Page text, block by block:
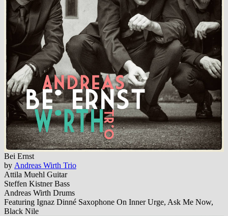
Bei Ernst
by Andreas Wirth Trio
Attila Muehl Guitar
Steffen Kistner Bass
Andreas Wirth Drums
Featuring Ignaz Dinné Saxophone On Inner Urge, Ask Me Now,
Black Nile